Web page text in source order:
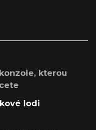
kterou
lodi